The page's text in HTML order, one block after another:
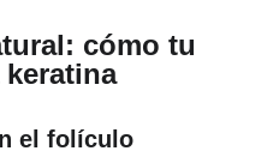
cómo tu
el folículo